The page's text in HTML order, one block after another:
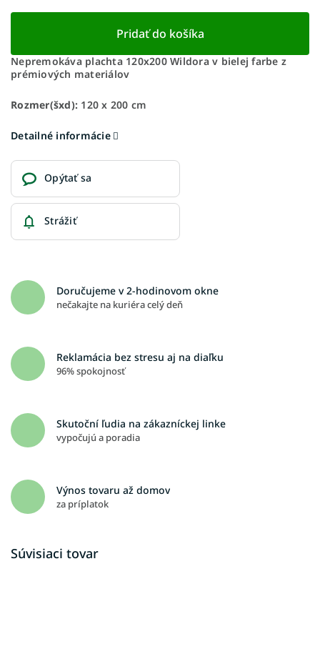
Pridať do košíka
Nepremokáva plachta 120x200 Wildora v bielej farbe z
prémiových materiálov
Rozmer(šxd): 120 x 200 cm
Detailné informácie
Opýtať sa
Strážiť
Doručujeme v 2-hodinovom okne
nečakajte na kuriéra celý deň
Reklamácia bez stresu aj na diaľku
96% spokojnosť
Skutoční ľudia na zákazníckej linke
vypočujú a poradia
Výnos tovaru až domov
za príplatok
Súvisiaci tovar